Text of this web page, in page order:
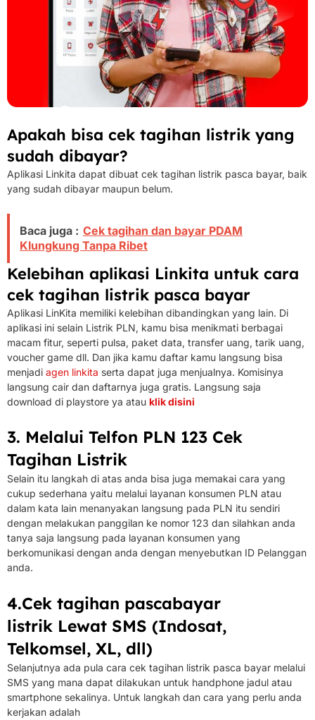
Apakah bisa cek tagihan listrik yang
sudah dibayar?
Aplikasi Linkita dapat dibuat cek tagihan listrik pasca bayar, baik
yang sudah dibayar maupun belum.
Baca juga : Cek tagihan dan bayar PDAM
Klungkung Tanpa Ribet
Kelebihan aplikasi Linkita untuk cara
cek tagihan listrik pasca bayar
Aplikasi LinKita memiliki kelebihan dibandingkan yang lain. Di
aplikasi ini selain Listrik PLN, kamu bisa menikmati berbagai
macam fitur, seperti pulsa, paket data, transfer uang, tarik uang,
voucher game dll. Dan jika kamu daftar kamu langsung bisa
menjadi agen linkita serta dapat juga menjualnya. Komisinya
langsung cair dan daftarnya juga gratis. Langsung saja
download di playstore ya atau klik disini
3. Melalui Telfon PLN 123 Cek
Tagihan Listrik
Selain itu langkah di atas anda bisa juga memakai cara yang
cukup sederhana yaitu melalui layanan konsumen PLN atau
dalam kata lain menanyakan langsung pada PLN itu sendiri
dengan melakukan panggilan ke nomor 123 dan silahkan anda
tanya saja langsung pada layanan konsumen yang
berkomunikasi dengan anda dengan menyebutkan ID Pelanggan
anda.
4.Cek tagihan pascabayar
listrik Lewat SMS (Indosat,
Telkomsel, XL, dll)
Selanjutnya ada pula cara cek tagihan listrik pasca bayar melalui
SMS yang mana dapat dilakukan untuk handphone jadul atau
smartphone sekalinya. Untuk langkah dan cara yang perlu anda
kerjakan adalah